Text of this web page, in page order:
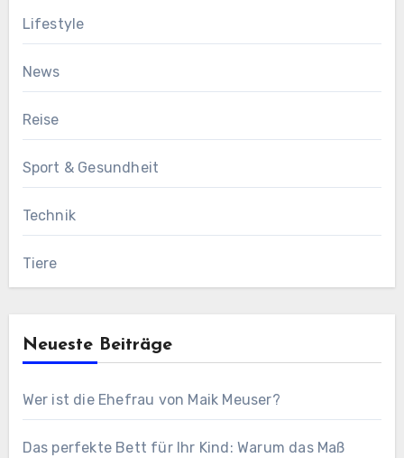
Lifestyle
News
Reise
Sport & Gesundheit
Technik
Tiere
Neueste Beiträge
Wer ist die Ehefrau von Maik Meuser?
Das perfekte Bett für Ihr Kind: Warum das Maß